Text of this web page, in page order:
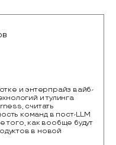
и энтерпрайз вайб-
и тулинга
считать
команд в пост-LLM
того, как вообще будут
в новой